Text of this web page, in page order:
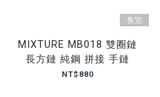
售完
MIXTURE MB018 雙圈鏈
長方鏈 純鋼 拼接 手鏈
NT$880